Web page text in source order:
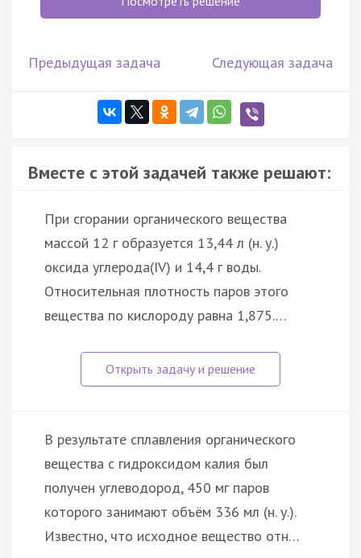
Предыдущая задача Следующая задача
Вместе с этой задачей также решают:
При сгорании органического вещества
массой 12 г образуется 13,44 л (н. у.)
оксида углерода(IV) и 14,4 г воды.
Относительная плотность паров этого
вещества по кислороду равна 1,875.…
В результате сплавления органического
вещества с гидроксидом калия был
получен углеводород, 450 мг паров
которого занимают объём 336 мл (н. у.).
Известно, что исходное вещество отн…